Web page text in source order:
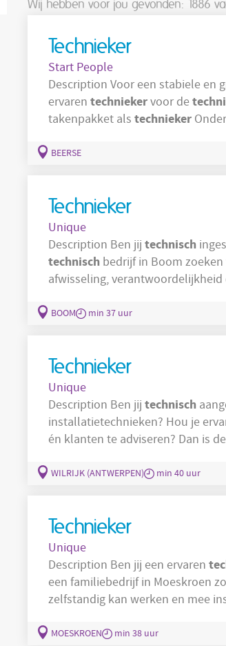
Wij hebben voor jou gevonden: 1886
Technieker
Start People
Description Voor een stabiele en groeiende productieomgeving te Beerse zoeken wij een
ervaren techniekervoor de
takenpakket als technieker
BEERSE
Technieker
Unique
Description Ben jij technisch
technischbedrijf in Boom zoeken
afwisseling,
BOOM min 37 uur
Technieker
Unique
Description Ben jij technisch
installatietechnieken? Hou je
én klanten te adviseren? Dan is
gespecialiseerd wil worden in
WILRIJK (ANTWERPEN) min 40 uur
Technieker
Unique
Description Ben jij een ervaren
een familiebedrijf in Moeskroen
zelfstandig kan werken en mee
MOESKROEN min 38 uur